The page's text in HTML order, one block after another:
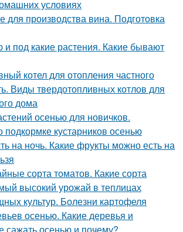
условиях
для производства вина. Подготовка
и под какие растения. Какие бывают
котел для отопления частного
Виды твердотопливных котлов для
дома
осенью для новичков.
кустарников осенью
на ночь. Какие фрукты можно есть на
сорта томатов. Какие сорта
высокий урожай в теплицах
культур. Болезни картофеля
осенью. Какие деревья и